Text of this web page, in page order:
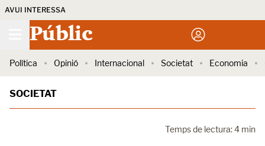
AVUI INTERESSA
Públic
Política Opinió Internacional Societat Economia
SOCIETAT
Temps de lectura: 4 min